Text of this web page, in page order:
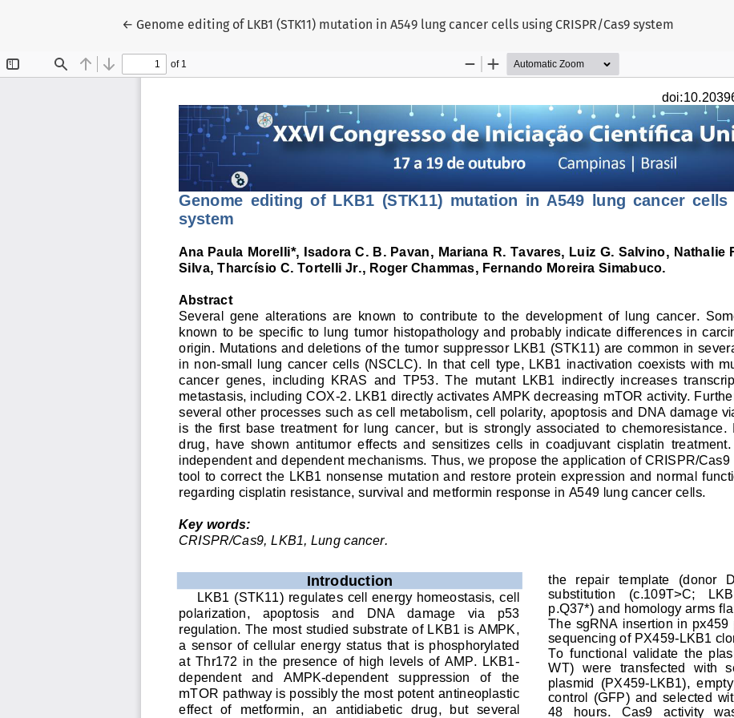
← Voltar aos Detalhes do Artigo
Genome editing of LKB1 (STK11) mutation in A549 lung cancer cells using CRISPR/Cas9 system